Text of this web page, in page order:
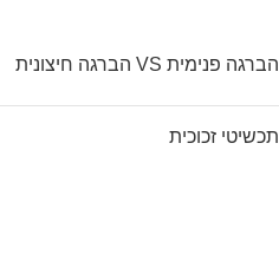
הברגה פנימית VS הברגה חיצונית
תכשיטי זכוכית